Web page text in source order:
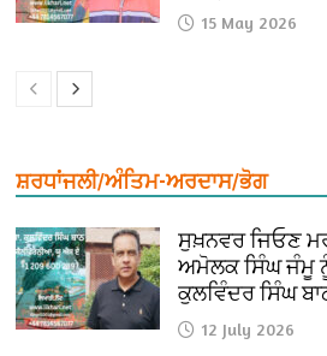
15 May 2026
ਸ਼ਰਧਾਂਜਲੀ/ਅੰਤਿਮ-ਅਰਦਾਸ/ਭੋਗ
ਸੁਖ਼ਨਵਰ ਜਿਓਣ
ਅਮੋਲਕ ਸਿੰਘ ਜੰਮੂ
ਕੁਲਵਿੰਦਰ ਸਿੰਘ
12 July 2026